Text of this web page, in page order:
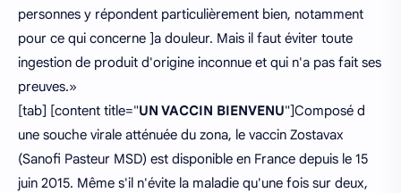
personnes y répondent particulièrement bien, notamment
pour ce qui concerne ]a douleur. Mais il faut éviter toute
ingestion de produit d'origine inconnue et qui n'a pas fait ses
preuves.»
[tab] [content title="UN VACCIN BIENVENU"]Composé d
une souche virale atténuée du zona, le vaccin Zostavax
(Sanofi Pasteur MSD) est disponible en France depuis le 15
juin 2015. Même s'il n'évite la maladie qu'une fois sur deux,